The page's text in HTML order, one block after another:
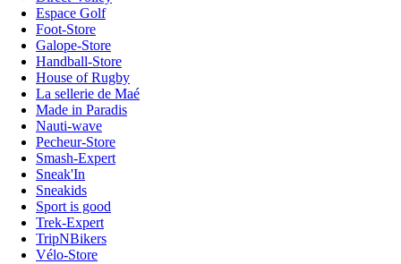
Espace Golf
Foot-Store
Galope-Store
Handball-Store
House of Rugby
La sellerie de Maé
Made in Paradis
Nauti-wave
Pecheur-Store
Smash-Expert
Sneak'In
Sneakids
Sport is good
Trek-Expert
TripNBikers
Vélo-Store